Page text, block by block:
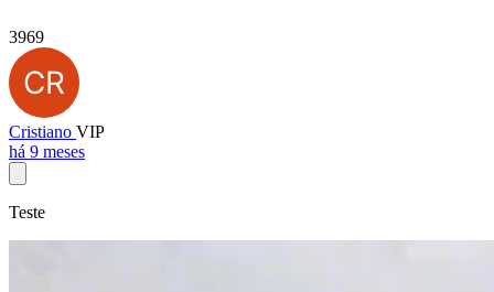
3969
Cristiano VIP
há 9 meses
Teste